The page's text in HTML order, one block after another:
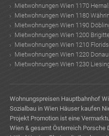
Mietwohnungen Wien 1170
Mietwohnungen Wien 1180
Mietwohnungen Wien 1190
Mietwohnungen Wien 1200
Mietwohnungen Wien 1210
Mietwohnungen Wien 1220
Mietwohnungen Wien 1230
Wohnungspreisen Hauptbahnhof
Sozialbau in Wien Häuser kaufen
Projekt Promotion ist eine
Wien & gesamt Österreich Porsche